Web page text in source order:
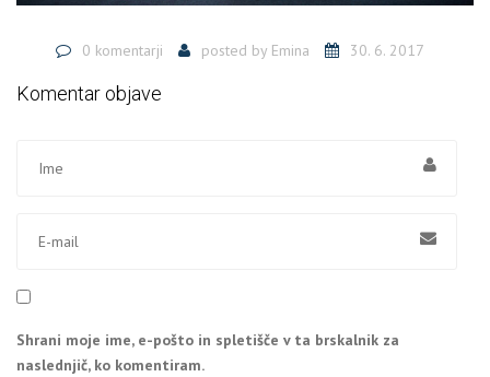
0 komentarji posted by Emina 30. 6. 2017
Komentar objave
Shrani moje ime, e-pošto in spletišče v ta brskalnik za
naslednjič, ko komentiram.